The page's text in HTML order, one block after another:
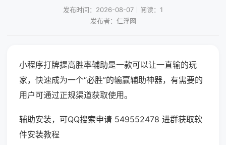
发布时间：2026-08-07｜阅读：1
发布者：仁浮网
小程序打牌提高胜率辅助是一款可以让一直输的玩
家，快速成为一个“必胜”的输赢辅助神器，有需要的
用户可通过正规渠道获取使用。
辅助安装，可QQ搜索申请 549552478 进群获取软
件安装教程